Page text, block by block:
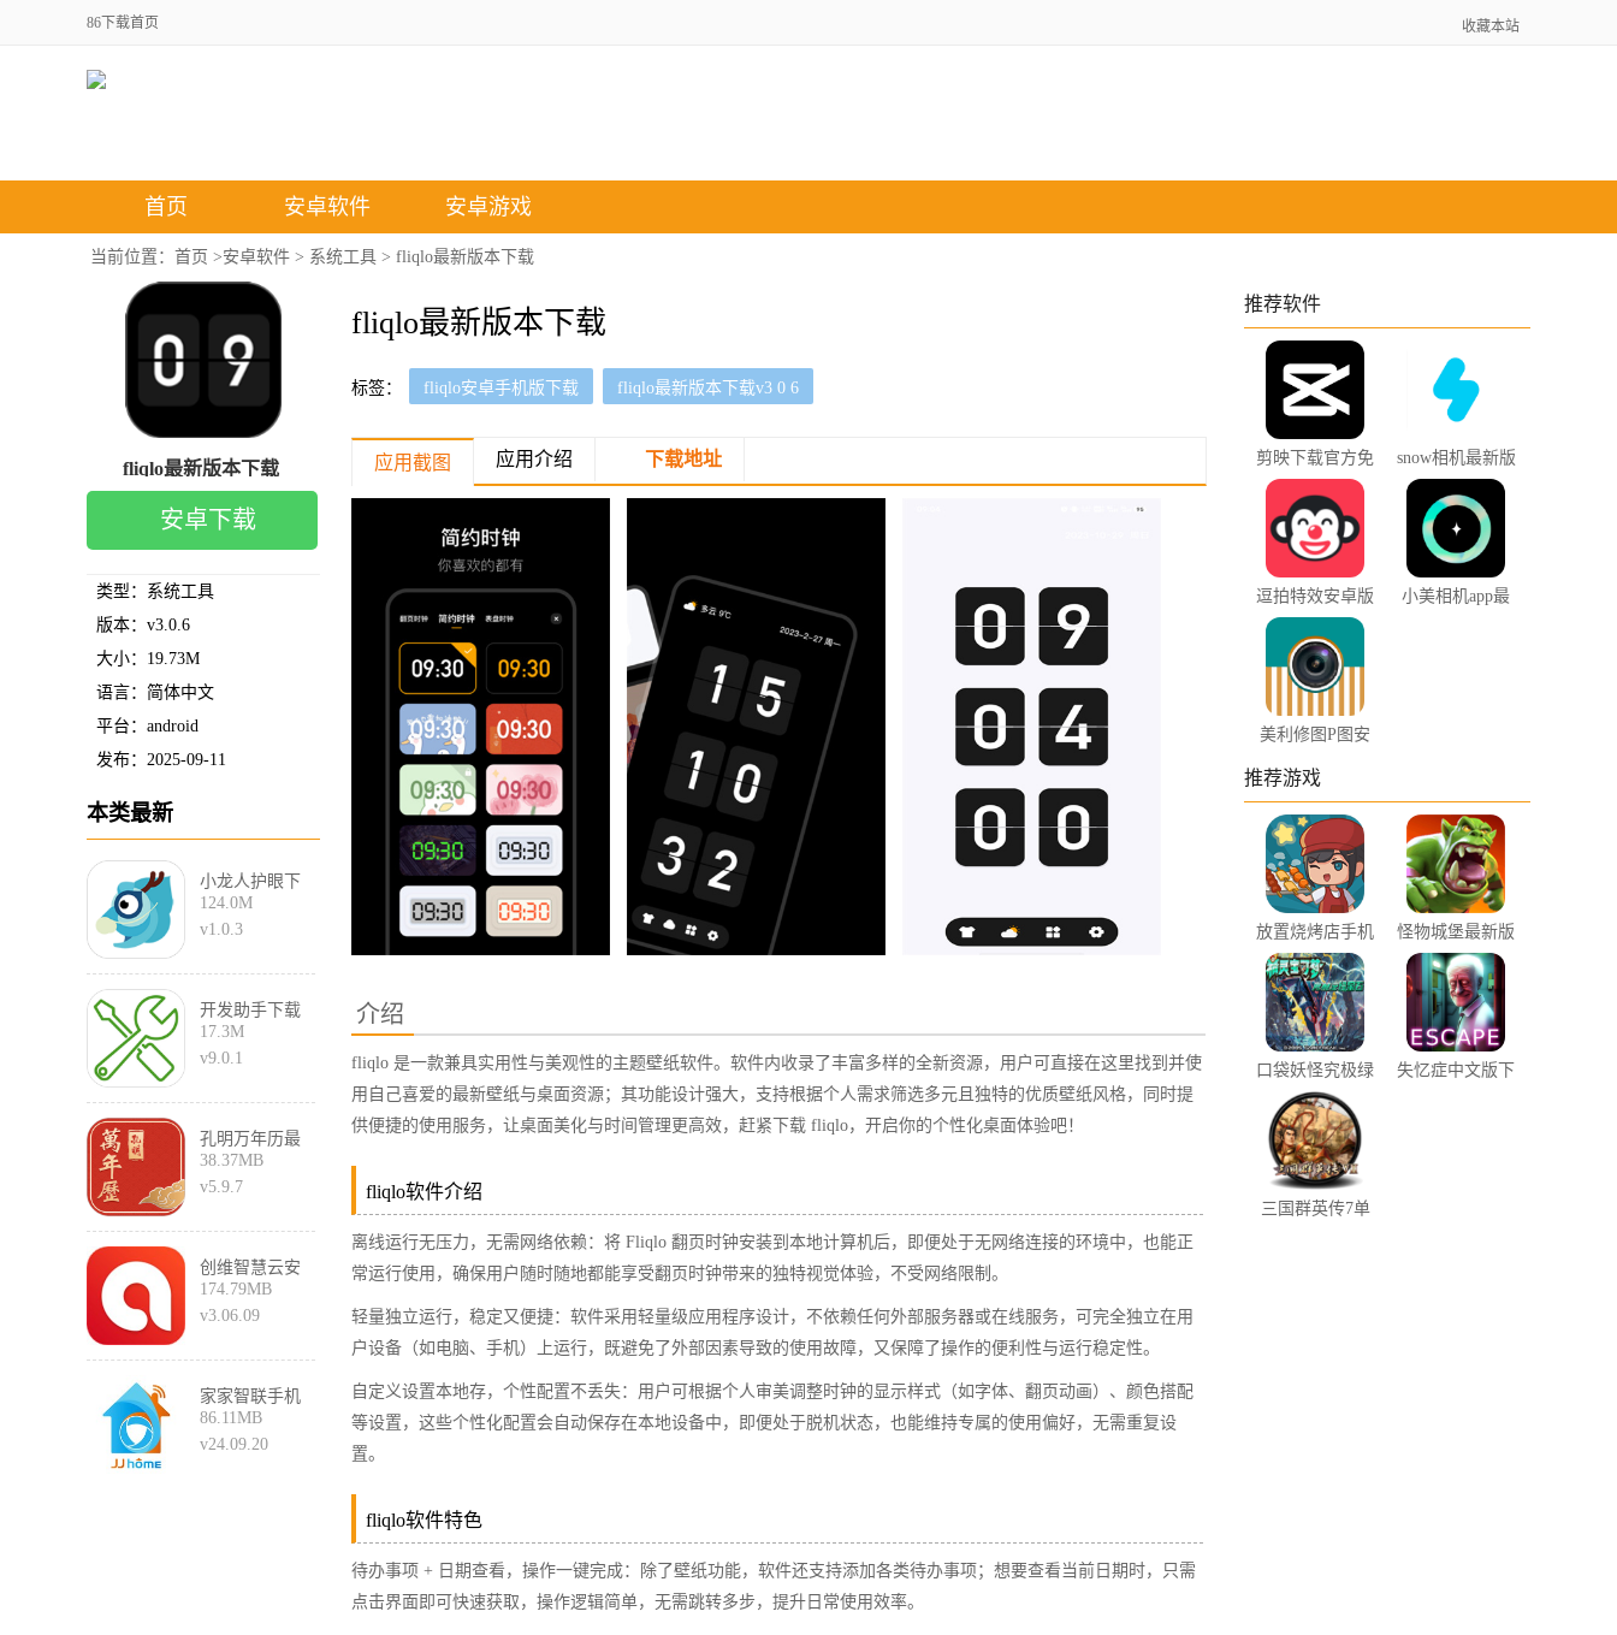
86下载首页 收藏本站
首页 安卓软件 安卓游戏
当前位置： 首页 >安卓软件 > 系统工具 > fliqlo最新版本下载
fliqlo最新版本下载
安卓下载
类型：系统工具
版本：v3.0.6
大小：19.73M
语言：简体中文
平台：android
发布：2025-09-11
本类最新
小龙人护眼下
载手机版
124.0M
v1.0.3
开发助手下载
最新版
17.3M
v9.0.1
孔明万年历最
新版
38.37MB
v5.9.7
创维智慧云安
卓版
174.79MB
v3.06.09
家家智联手机
版
86.11MB
v24.09.20
fliqlo最新版本下载
标签： fliqlo安卓手机版下载 fliqlo最新版本下载v3 0 6
应用截图 应用介绍 下载地址
介绍
fliqlo 是一款兼具实用性与美观性的主题壁纸软件。软件内收录了丰富多样的全新资源，用户可直接在这里找到并使
用自己喜爱的最新壁纸与桌面资源；其功能设计强大，支持根据个人需求筛选多元且独特的优质壁纸风格，同时提
供便捷的使用服务，让桌面美化与时间管理更高效，赶紧下载 fliqlo，开启你的个性化桌面体验吧！​
fliqlo软件介绍​
离线运行无压力，无需网络依赖：将 Fliqlo 翻页时钟安装到本地计算机后，即便处于无网络连接的环境中，也能正
常运行使用，确保用户随时随地都能享受翻页时钟带来的独特视觉体验，不受网络限制。​
轻量独立运行，稳定又便捷：软件采用轻量级应用程序设计，不依赖任何外部服务器或在线服务，可完全独立在用
户设备（如电脑、手机）上运行，既避免了外部因素导致的使用故障，又保障了操作的便利性与运行稳定性。​
自定义设置本地存，个性配置不丢失：用户可根据个人审美调整时钟的显示样式（如字体、翻页动画）、颜色搭配
等设置，这些个性化配置会自动保存在本地设备中，即便处于脱机状态，也能维持专属的使用偏好，无需重复设
置。​
fliqlo软件特色​
待办事项 + 日期查看，操作一键完成：除了壁纸功能，软件还支持添加各类待办事项；想要查看当前日期时，只需
点击界面即可快速获取，操作逻辑简单，无需跳转多步，提升日常使用效率。​
推荐软件
剪映下载官方免
费版
snow相机最新版
下载
逗拍特效安卓版
下载
小美相机app最
美利修图P图安
推荐游戏
放置烧烤店手机
版下载
怪物城堡最新版
本下载
口袋妖怪究极绿
宝石最新版下载
失忆症中文版下
三国群英传7单